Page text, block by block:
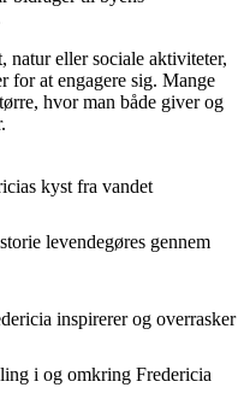
natur eller sociale aktiviteter,
for at engagere sig. Mange
hvor man både giver og
kyst fra vandet
levendegøres gennem
inspirerer og overrasker
i og omkring Fredericia